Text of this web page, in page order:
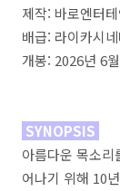
제작: 바로엔터
배급: 라이카시
개봉: 2026년 6
SYNOPSIS
아름다운 목소
어나기 위해 10